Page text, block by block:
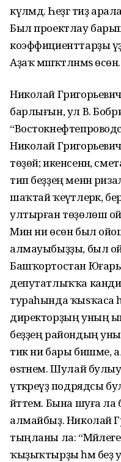
күләмдә. Һеҙгә тиҙ
Был проектлау
коэффициенттарҙы
Аҙаҡ мәшәҡәтләнмәѕ өсөн.
Николай
барлығын, ул В.
Николай
төҙөй; икенсенән,
тип беҙҙең менән
шаҡтай ҡеүәтлерәк,
ултырған төҙөлөш
Мин ни өсөн был
алмауыбыҙҙы, был
Башҡортостан
депутатлыҡҡа
тураһында ҡыѕҡаса
директорҙың уның
беҙҙең райондың
тик ни бары бишме,
өѕтәнем. Шулай
үткәреүҙә подрядсы
әйттем. Бына шуға ла
алмайбыҙ. Николай
тыңланы ла:
ҡыҙыҡтырҙы һәм беҙ